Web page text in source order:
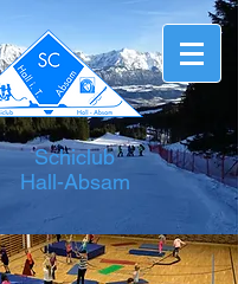
Schiclub
Hall-Absam